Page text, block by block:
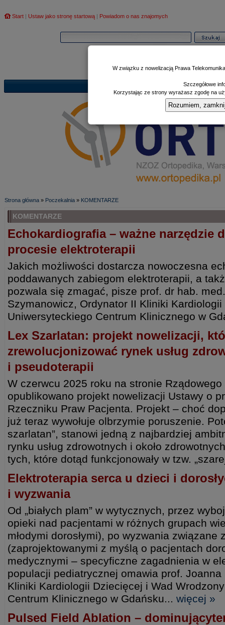
Start | Ustaw jako stronę startową | Powiadom o nas znajomych
Poczekalnia|
Strona główna » Poczekalnia » KOMENTARZE
KOMENTARZE
Echokardiografia – ważne narzędzie
procesie elektroterapii
Jakich możliwości dostarcza nowoczesna
poddawanych zabiegom elektroterapii, a
pozwala się zmagać, pisze prof. dr hab.
Szymanowicz, Ordynator II Kliniki
Uniwersyteckiego Centrum Klinicznego w
Lex Szarlatan: projekt nowelizacji,
zrewolucjonizować rynek usług
i pseudoterapii
W czerwcu 2025 roku na stronie
opublikowano projekt nowelizacji Ustawy o
Rzeczniku Praw Pacjenta. Projekt – choć
już teraz wywołuje olbrzymie poruszenie.
szarlatan”, stanowi jedną z najbardziej
rynku usług zdrowotnych i około
tych, które dotąd funkcjonowały w tzw.
Elektroterapia serca u dzieci i
i wyzwania
Od „białych plam” w wytycznych, przez
opieki nad pacjentami w różnych grupach
młodymi dorosłymi), po wyzwania związane
(zaprojektowanymi z myślą o pacjentach
medycznymi – specyficzne zagadnienia w
populacji pediatrycznej omawia prof.
Kliniki Kardiologii Dziecięcej i Wad
Centrum Klinicznego w Gdańsku... więcej »
Pulsed Field Ablation –
W związku z nowelizacją Prawa
Szczegółowe
Korzystając ze strony wyrażasz zgodę na
Rozumiem,